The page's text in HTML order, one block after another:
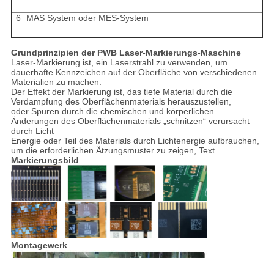
6 MAS System oder MES-System
Grundprinzipien der PWB Laser-Markierungs-Maschine
Laser-Markierung ist, ein Laserstrahl zu verwenden, um
dauerhafte Kennzeichen auf der Oberfläche von verschiedenen
Materialien zu machen.
Der Effekt der Markierung ist, das tiefe Material durch die
Verdampfung des Oberflächenmaterials herauszustellen,
oder Spuren durch die chemischen und körperlichen
Änderungen des Oberflächenmaterials „schnitzen“ verursacht
durch Licht
Energie oder Teil des Materials durch Lichtenergie aufbrauchen,
um die erforderlichen Ätzungsmuster zu zeigen, Text.
Markierungsbild
Montagewerk